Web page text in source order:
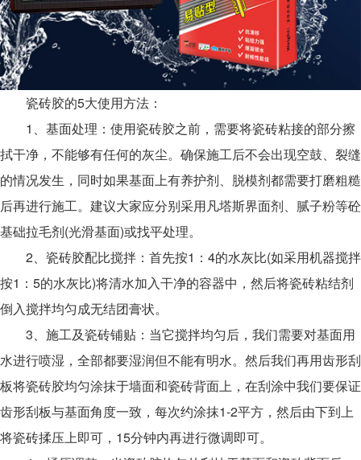
瓷砖胶的5大使用方法：
1、基面处理：使用瓷砖胶之前，需要将瓷砖粘接的部分擦
拭干净，不能够有任何的灰尘。确保施工后不会出现空鼓、裂缝
的情况发生，同时如果基面上有养护剂、脱模剂都需要打磨粗糙
后再进行施工。建议大家应分别采用凡塔斯界面剂、腻子粉等砼
基础拉毛剂(光滑基面)或找平处理。
2、瓷砖胶配比搅拌：首先按1：4的水灰比(如采用机器搅拌
按1：5的水灰比)将清水加入干净的容器中，然后将瓷砖粘结剂
倒入搅拌均匀成无结团膏状。
3、施工及瓷砖铺贴：当它搅拌均匀后，我们需要对基面用
水进行喷湿，全部都要湿润但不能有明水。然后我们再用齿形刮
板将瓷砖胶均匀涂抹于墙面和瓷砖背面上，在刮涂中我们要保证
齿形刮板与基面角度一致，每次约涂抹1-2平方，然后由下到上
将瓷砖揉压上即可，15分钟内再进行微调即可。